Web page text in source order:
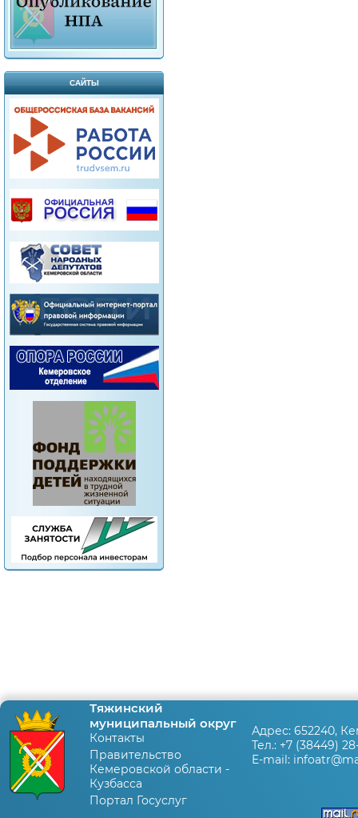
САЙТЫ
Тяжинский
муниципальный округ
Контакты
Правительство
Кемеровской области -
Кузбасса
Портал Госуслуг
Адрес: 652240,
Тел.: +7 (38449)
E-mail: